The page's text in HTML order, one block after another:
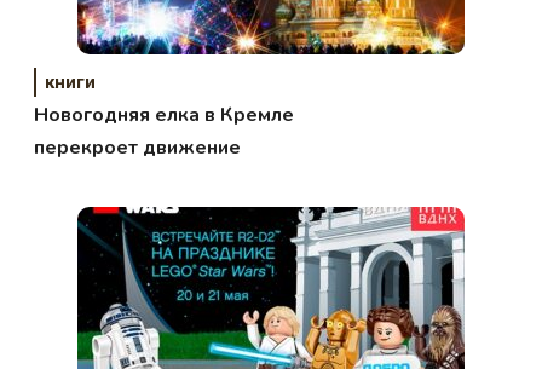
книги
Новогодняя елка в Кремле
перекроет движение